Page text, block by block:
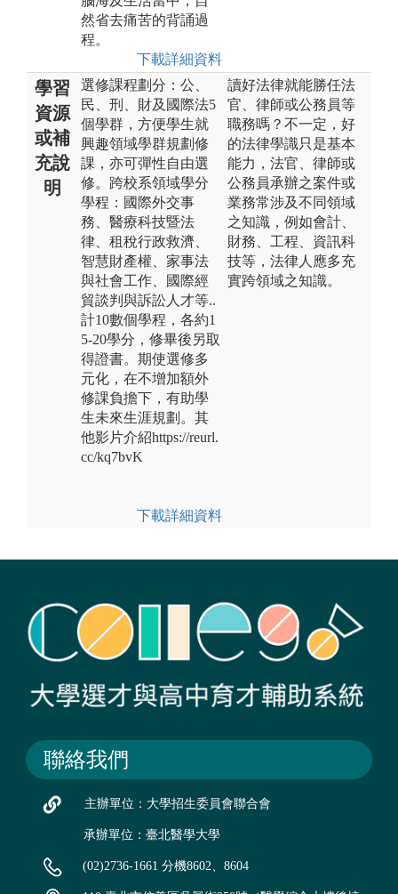
然省去痛苦的背誦過
程。
下載詳細資料
學習
資源
或補
充說
明
選修課程劃分：公、
民、刑、財及國際法5
個學群，方便學生就
興趣領域學群規劃修
課，亦可彈性自由選
修。跨校系領域學分
學程：國際外交事
務、醫療科技暨法
律、租稅行政救濟、
智慧財產權、家事法
與社會工作、國際經
貿談判與訴訟人才等..
計10數個學程，各約1
5-20學分，修畢後另取
得證書。期使選修多
元化，在不增加額外
修課負擔下，有助學
生未來生涯規劃。其
他影片介紹https://reurl.
cc/kq7bvK
下載詳細資料
讀好法律就能勝任法
官、律師或公務員等
職務嗎？不一定，好
的法律學識只是基本
能力，法官、律師或
公務員承辦之案件或
業務常涉及不同領域
之知識，例如會計、
財務、工程、資訊科
技等，法律人應多充
實跨領域之知識。
聯絡我們
主辦單位：大學招生委員會聯合會
承辦單位：臺北醫學大學
(02)2736-1661 分機8602、8604